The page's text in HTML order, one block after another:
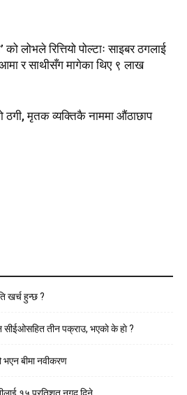
को लोभले रित्तियो पोल्टाः साइबर ठगलाई
र साथीसँग मागेका थिए ९ लाख
ठगी, मृतक व्यक्तिकै नाममा औंठाछाप
खर्च हुन्छ ?
सीईओसहित तीन पक्राउ, भएकाे के हाे ?
भएन बीमा नवीकरण